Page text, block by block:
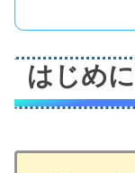
はじめに